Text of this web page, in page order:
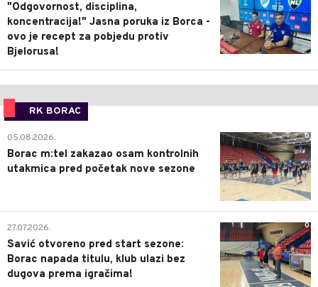
"Odgovornost, disciplina,
koncentracija!" Jasna poruka iz Borca -
ovo je recept za pobjedu protiv
Bjelorusa!
RK BORAC
0
05.08.2026.
Borac m:tel zakazao osam kontrolnih
utakmica pred početak nove sezone
0
27.07.2026.
Savić otvoreno pred start sezone:
Borac napada titulu, klub ulazi bez
dugova prema igračima!